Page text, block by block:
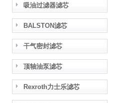
吸油过滤器滤芯
BALSTON滤芯
干气密封滤芯
顶轴油泵滤芯
Rexroth力士乐滤芯